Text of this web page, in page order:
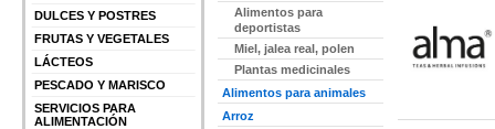
DULCES Y POSTRES
FRUTAS Y VEGETALES
LÁCTEOS
PESCADO Y MARISCO
SERVICIOS PARA
ALIMENTACIÓN
Alimentos para
deportistas
Miel, jalea real, polen
Plantas medicinales
Alimentos para animales
Arroz